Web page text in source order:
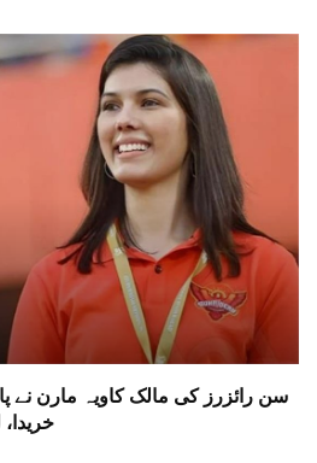
سن رائزرز کی مالک کاویہ مارن نے
خریدا، لگائی